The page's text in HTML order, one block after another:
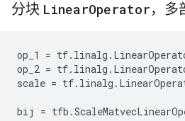
分块 LinearOperator，多
op_1 =
op_2 =
scale =
bij =